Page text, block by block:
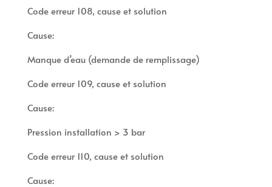
Code erreur 108, cause et solution
Cause:
Manque d’eau (demande de remplissage)
Code erreur 109, cause et solution
Cause:
Pression installation > 3 bar
Code erreur 110, cause et solution
Cause: